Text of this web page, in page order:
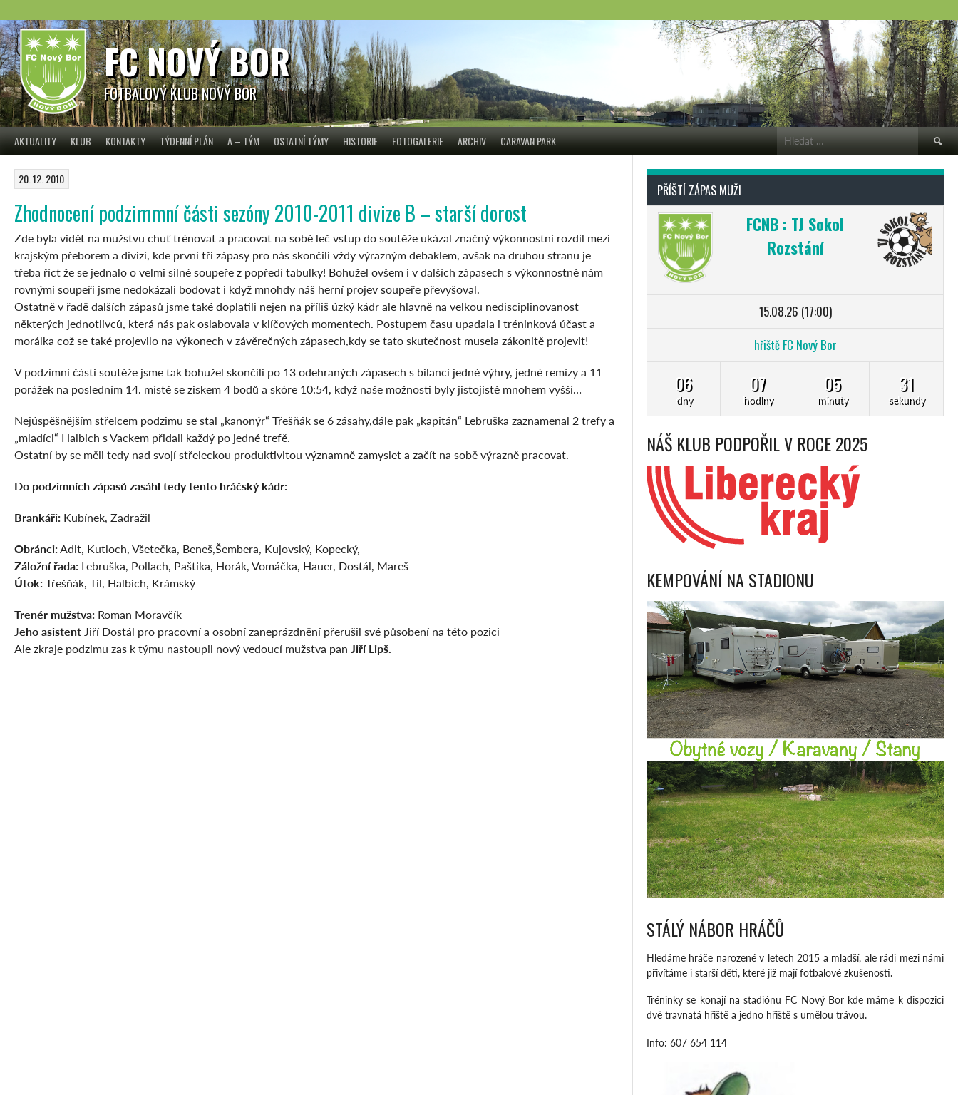
to
content
FC NOVÝ BOR
FOTBALOVÝ KLUB NOVÝ BOR
AKTUALITY KLUB KONTAKTY TÝDENNÍ PLÁN A – TÝM OSTATNÍ TÝMY HISTORIE FOTOGALERIE ARCHIV CARAVAN PARK
20. 12. 2010
Zhodnocení podzimmní části sezóny 2010-2011 divize B – starší dorost
Zde byla vidět na mužstvu chuť trénovat a pracovat na sobě leč vstup do soutěže ukázal značný výkonnostní rozdíl mezi
krajským přeborem a divizí, kde první tři zápasy pro nás skončili vždy výrazným debaklem, avšak na druhou stranu je
třeba říct že se jednalo o velmi silné soupeře z popředí tabulky! Bohužel ovšem i v dalších zápasech s výkonnostně nám
rovnými soupeři jsme nedokázali bodovat i když mnohdy náš herní projev soupeře převyšoval.
Ostatně v řadě dalších zápasů jsme také doplatili nejen na příliš úzký kádr ale hlavně na velkou nedisciplinovanost
některých jednotlivců, která nás pak oslabovala v klíčových momentech. Postupem času upadala i tréninková účast a
morálka což se také projevilo na výkonech v závěrečných zápasech,kdy se tato skutečnost musela zákonitě projevit!
V podzimní části soutěže jsme tak bohužel skončili po 13 odehraných zápasech s bilancí jedné výhry, jedné remízy a 11
porážek na posledním 14. místě se ziskem 4 bodů a skóre 10:54, když naše možnosti byly jistojistě mnohem vyšší…
Nejúspěšnějším střelcem podzimu se stal „kanonýr“ Třešňák se 6 zásahy,dále pak „kapitán“ Lebruška zaznamenal 2 trefy a
„mladíci“ Halbich s Vackem přidali každý po jedné trefě.
Ostatní by se měli tedy nad svojí střeleckou produktivitou významně zamyslet a začít na sobě výrazně pracovat.
Do podzimních zápasů zasáhl tedy tento hráčský kádr:
Brankáři: Kubínek, Zadražil
Obránci: Adlt, Kutloch, Všetečka, Beneš,Šembera, Kujovský, Kopecký,
Záložní řada: Lebruška, Pollach, Paštika, Horák, Vomáčka, Hauer, Dostál, Mareš
Útok: Třešňák, Til, Halbich, Krámský
Trenér mužstva: Roman Moravčík
Jeho asistent Jiří Dostál pro pracovní a osobní zaneprázdnění přerušil své působení na této pozici
Ale zkraje podzimu zas k týmu nastoupil nový vedoucí mužstva pan Jiří Lipš.
PŘÍŠTÍ ZÁPAS MUŽI
FCNB : TJ Sokol
Rozstání
15.08.26 (17:00)
hřiště FC Nový Bor
06
dny
07
hodiny
05
minuty
29
sekundy
NÁŠ KLUB PODPOŘIL V ROCE 2025
KEMPOVÁNÍ NA STADIONU
STÁLÝ NÁBOR HRÁČŮ
Hledáme hráče narozené v letech 2015 a mladší, ale rádi mezi námi
přivítáme i starší děti, které již mají fotbalové zkušenosti.
Tréninky se konají na stadiónu FC Nový Bor kde máme k dispozici
dvě travnatá hřiště a jedno hřiště s umělou trávou.
Info: 607 654 114